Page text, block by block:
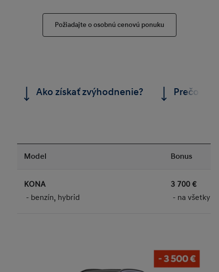
Požiadajte o osobnú cenovú ponuku
Ako získať zvýhodnenie? Prečo si
Model Bonus
KONA
- benzín, hybrid
3 700 €
- na všetky